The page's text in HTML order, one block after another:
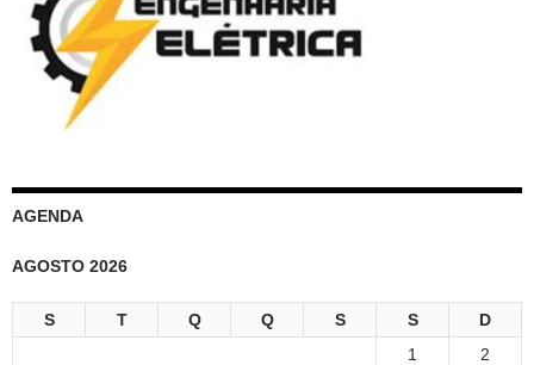
AGENDA
AGOSTO 2026
S T Q Q S S
D
1
2